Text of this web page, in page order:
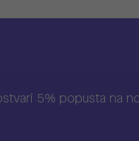
5% popusta na